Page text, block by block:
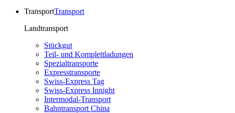
Switzerland
and
in
der
Italien
continue
activités
d’intégration
Suisse
Cargo
promuove
l’integrazione
Svizzera
TransportTransport
Landtransport
Stückgut
Teil- und Komplettladungen
Spezialtransporte
Expresstransporte
Swiss-Express Tag
Swiss-Express Innight
Intermodal-Transport
Bahntransport China